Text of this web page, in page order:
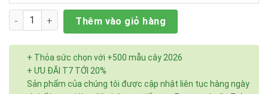
Số lượng Thêm vào giỏ hàng
+ Thỏa sức chọn với +500 mẫu cây 2026
+ ƯU ĐÃI T7 TỚI 20%
Sản phẩm của chúng tôi được cập nhật liên tục hàng ngày